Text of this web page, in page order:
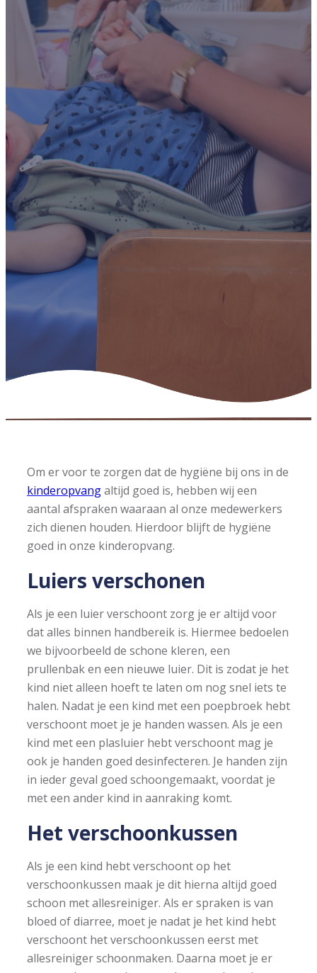
Om er voor te zorgen dat de hygiëne bij ons in de
kinderopvangaltijd goed is, hebben wij een
aantal afspraken waaraan al onze medewerkers
zich dienen houden. Hierdoor blijft de hygiëne
goed in onze kinderopvang.
Luiers verschonen
Als je een luier verschoont zorg je er altijd voor
dat alles binnen handbereik is. Hiermee bedoelen
we bijvoorbeeld de schone kleren, een
prullenbak en een nieuwe luier. Dit is zodat je het
kind niet alleen hoeft te laten om nog snel iets te
halen. Nadat je een kind met een poepbroek hebt
verschoont moet je je handen wassen. Als je een
kind met een plasluier hebt verschoont mag je
ook je handen goed desinfecteren. Je handen zijn
in ieder geval goed schoongemaakt, voordat je
met een ander kind in aanraking komt.
Het verschoonkussen
Als je een kind hebt verschoont op het
verschoonkussen maak je dit hierna altijd goed
schoon met allesreiniger. Als er spraken is van
bloed of diarree, moet je nadat je het kind hebt
verschoont het verschoonkussen eerst met
allesreiniger schoonmaken. Daarna moet je er